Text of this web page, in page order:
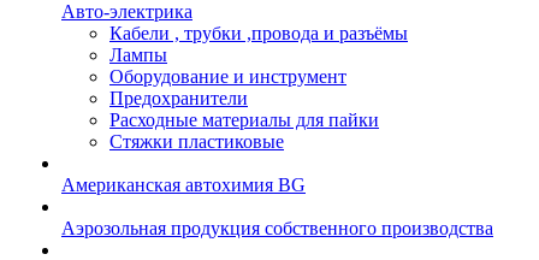
Авто-электрика
Кабели , трубки ,провода и разъёмы
Лампы
Оборудование и инструмент
Предохранители
Расходные материалы для пайки
Стяжки пластиковые
Американская автохимия BG
Аэрозольная продукция собственного производства